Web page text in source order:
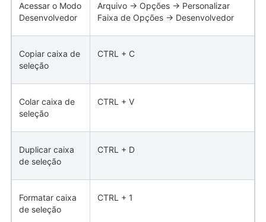
Acessar o Modo
Desenvolvedor
Arquivo → Opções → Personalizar
Faixa de Opções → Desenvolvedor
Copiar caixa de
seleção
CTRL + C
Colar caixa de
seleção
CTRL + V
Duplicar caixa
de seleção
CTRL + D
Formatar caixa
de seleção
CTRL + 1